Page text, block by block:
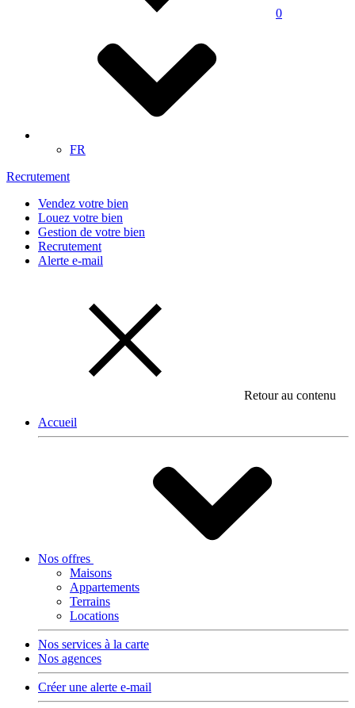
0
FR
Recrutement
Vendez votre bien
Louez votre bien
Gestion de votre bien
Recrutement
Alerte e-mail
Retour au contenu
Accueil
Nos offres
Maisons
Appartements
Terrains
Locations
Nos services à la carte
Nos agences
Créer une alerte e-mail